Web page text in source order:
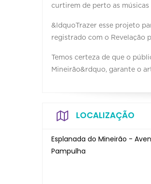
curtirem de perto as
&ldquoTrazer esse projeto
registrado com o Revelação
Temos certeza de que o
Mineirão&rdquo, garante o
LOCALIZAÇÃO
Esplanada do Mineirão -
Pampulha